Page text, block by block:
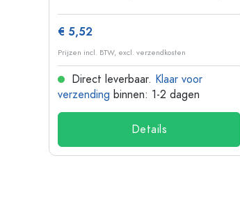
€ 5,52
Prijzen incl. BTW, excl. verzendkosten
Direct leverbaar. Klaar voor
verzending binnen: 1-2 dagen
Details